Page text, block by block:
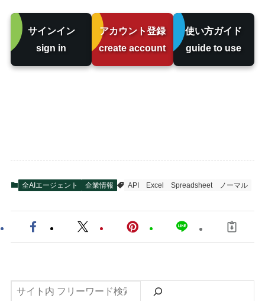
サインイン
sign in
アカウント登録
create account
使い方ガイド
guide to use
全AIエージェント 企業情報 API Excel Spreadsheet ノーマル
検